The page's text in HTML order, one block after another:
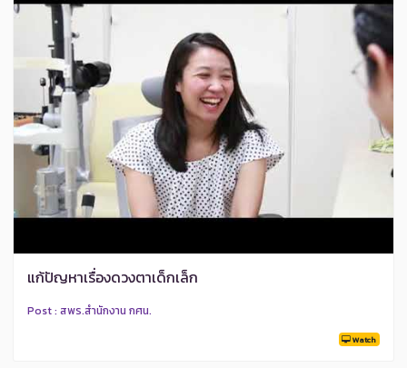
แก้ปัญหาเรื่องดวงตาเด็กเล็ก
Post : สพร.สำนักงาน กศน.
Watch